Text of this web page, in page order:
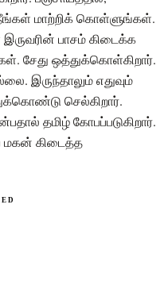
மாற்றிக் கொள்ளுங்கள்.
பாசம் கிடைக்க
சேது ஒத்துக்கொள்கிறார்.
இருந்தாலும் எதுவும்
செல்கிறார்.
தமிழ் கோபப்படுகிறார்.
கிடைத்த